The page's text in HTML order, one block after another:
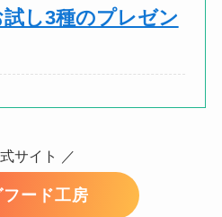
し3種のプレゼン
サイト ／
フード工房